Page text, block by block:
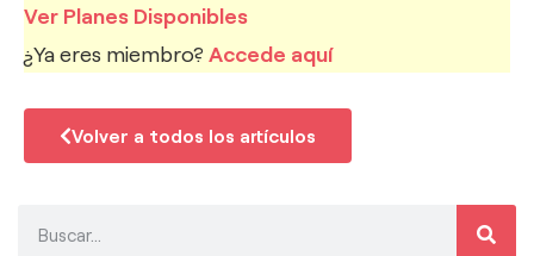
Ver Planes Disponibles
¿Ya eres miembro? Accede aquí
Volver a todos los artículos